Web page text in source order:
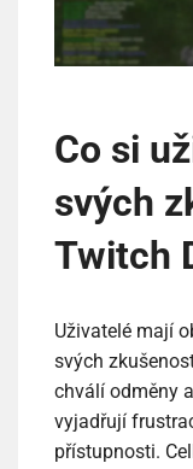
Co si
svých
Twitch
Uživatelé mají
svých
chválí odměny
vyjadřují
přístupnosti.